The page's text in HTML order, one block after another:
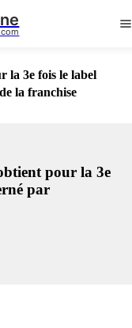
la 3e fois le label
la franchise
pour la 3e
par